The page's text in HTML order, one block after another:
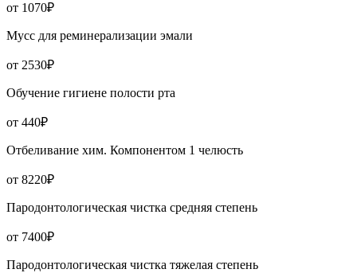
от 1070₽
Мусс для реминерализации эмали
от 2530₽
Обучение гигиене полости рта
от 440₽
Отбеливание хим. Компонентом 1 челюсть
от 8220₽
Пародонтологическая чистка средняя степень
от 7400₽
Пародонтологическая чистка тяжелая степень